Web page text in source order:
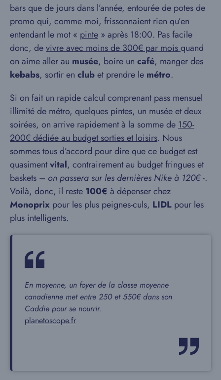
bars que de jours dans l’année, entourée de potes de
promo qui, comme moi, frissonnaient rien qu’en
entendant le mot « pinte » après 18:00. Pas facile
donc, devivre avec moins de 300€ par moisquand
on aime aller au musée, boire un café, manger des
kebabs, sortir en clubet prendre le métro.
Si on fait un rapide calcul comprenant pass mensuel
illimité de métro, quelques pintes, un musée et deux
soirées, on arrive rapidement à la somme de 150-
200€ dédiée au budget sorties et loisirs. Nous
sommes tous d’accord pour dire que ce budget est
quasimentvital, contrairement au budget fringues et
baskets – on passera sur les dernières Nike à 120€-.
Voilà, donc, il reste 100€ à dépenser chez
Monoprix pour les plus peignes-culs, LIDL pour les
plus intelligents.
En moyenne, un foyer de la classe moyenne
canadienne met entre 250 et 550€ dans son
Caddie pour se nourrir.
planetoscope.fr